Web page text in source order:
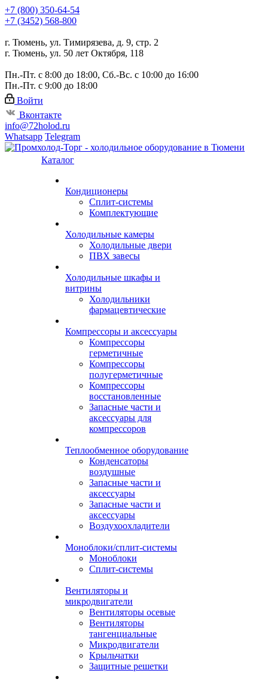
+7 (800) 350-64-54
+7 (3452) 568-800
г. Тюмень, ул. Тимирязева, д. 9, стр. 2
г. Тюмень, ул. 50 лет Октября, 118
Пн.-Пт. с 8:00 до 18:00, Сб.-Вс. с 10:00 до 16:00
Пн.-Пт. с 9:00 до 18:00
Войти
Вконтакте
info@72holod.ru
Whatsapp Telegram
Каталог
Кондиционеры
Сплит-системы
Комплектующие
Холодильные камеры
Холодильные двери
ПВХ завесы
Холодильные шкафы и
витрины
Холодильники
фармацевтические
Компрессоры и аксессуары
Компрессоры
герметичные
Компрессоры
полугерметичные
Компрессоры
восстановленные
Запасные части и
аксессуары для
компрессоров
Теплообменное оборудование
Конденсаторы
воздушные
Запасные части и
аксессуары
Запасные части и
аксессуары
Воздухоохладители
Моноблоки/сплит-системы
Моноблоки
Сплит-системы
Вентиляторы и
микродвигатели
Вентиляторы осевые
Вентиляторы
тангенциальные
Микродвигатели
Крыльчатки
Защитные решетки